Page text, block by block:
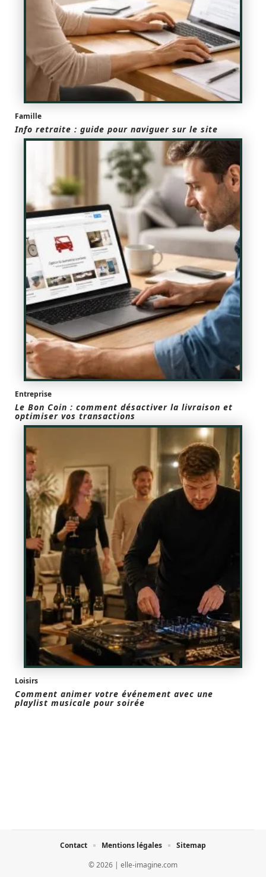
Famille
Info retraite : guide pour naviguer sur le site
Entreprise
Le Bon Coin : comment désactiver la livraison et
optimiser vos transactions
Loisirs
Comment animer votre événement avec une
playlist musicale pour soirée
© 2026 | elle-imagine.com
Contact Mentions légales Sitemap